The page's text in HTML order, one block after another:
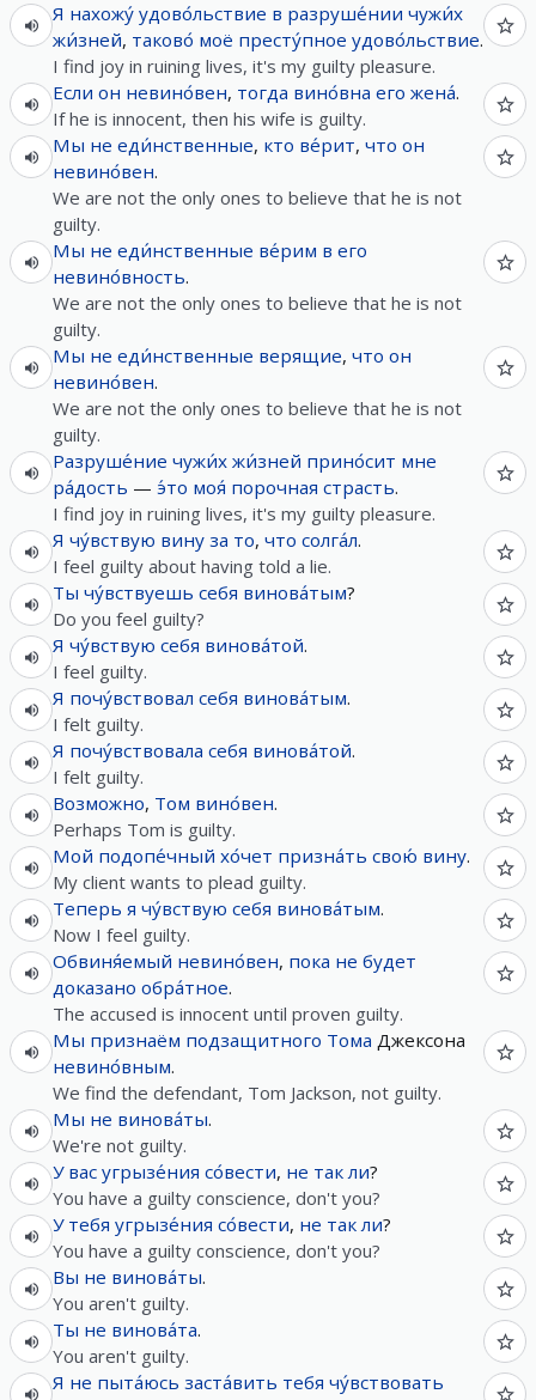
Я нахожу́ удово́льствие в разруше́нии чужи́х
жи́зней, таково́ моё престу́пное удово́льствие.
I find joy in ruining lives, it's my guilty pleasure.
Если он невино́вен, тогда вино́вна его жена́.
If he is innocent, then his wife is guilty.
Мы не еди́нственные, кто ве́рит, что он
невино́вен.
We are not the only ones to believe that he is not
guilty.
Мы не еди́нственные ве́рим в его
невино́вность.
We are not the only ones to believe that he is not
guilty.
Мы не еди́нственные верящие, что он
невино́вен.
We are not the only ones to believe that he is not
guilty.
Разруше́ние чужи́х жи́зней прино́сит мне
ра́дость — э́то моя́ порочная страсть.
I find joy in ruining lives, it's my guilty pleasure.
Я чу́вствую вину за то, что солга́л.
I feel guilty about having told a lie.
Ты чу́вствуешь себя винова́тым?
Do you feel guilty?
Я чу́вствую себя винова́той.
I feel guilty.
Я почу́вствовал себя винова́тым.
I felt guilty.
Я почу́вствовала себя винова́той.
I felt guilty.
Возможно, Том вино́вен.
Perhaps Tom is guilty.
Мой подопе́чный хо́чет призна́ть свою́ вину.
My client wants to plead guilty.
Теперь я чу́вствую себя винова́тым.
Now I feel guilty.
Обвиня́емый невино́вен, пока не будет
доказано обра́тное.
The accused is innocent until proven guilty.
Мы признаём подзащитного Тома Джексона
невино́вным.
We find the defendant, Tom Jackson, not guilty.
Мы не винова́ты.
We're not guilty.
У вас угрызе́ния со́вести, не так ли?
You have a guilty conscience, don't you?
У тебя угрызе́ния со́вести, не так ли?
You have a guilty conscience, don't you?
Вы не винова́ты.
You aren't guilty.
Ты не винова́та.
You aren't guilty.
Я не пыта́юсь заста́вить тебя чу́вствовать